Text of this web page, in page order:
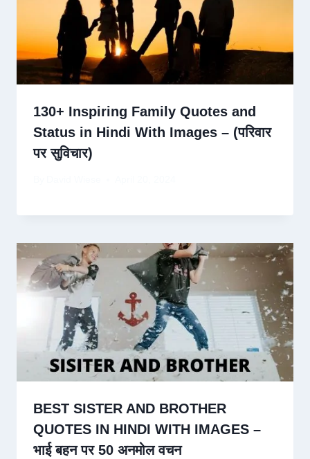
130+ Inspiring Family Quotes and
Status in Hindi With Images – (परिवार
पर सुविचार)
BEST SISTER AND BROTHER
QUOTES IN HINDI WITH IMAGES –
भाई बहन पर 50 अनमोल वचन